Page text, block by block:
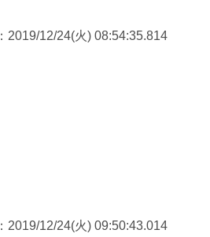
：2019/12/24(火) 08:54:35.814
：2019/12/24(火) 09:50:43.014